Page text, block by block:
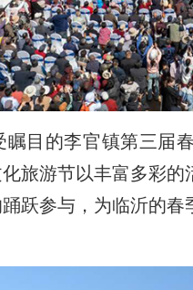
瞩目的李官镇第三届
旅游节以丰富多彩
跃参与，为临沂的